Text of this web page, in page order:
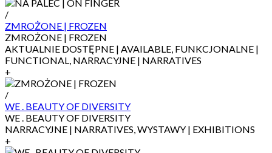
/
ZMROŻONE | FROZEN
ZMROŻONE | FROZEN
AKTUALNIE DOSTĘPNE | AVAILABLE, FUNKCJONALNE |
FUNCTIONAL, NARRACYJNE | NARRATIVES
+
/
WE . BEAUTY OF DIVERSITY
WE . BEAUTY OF DIVERSITY
NARRACYJNE | NARRATIVES, WYSTAWY | EXHIBITIONS
+